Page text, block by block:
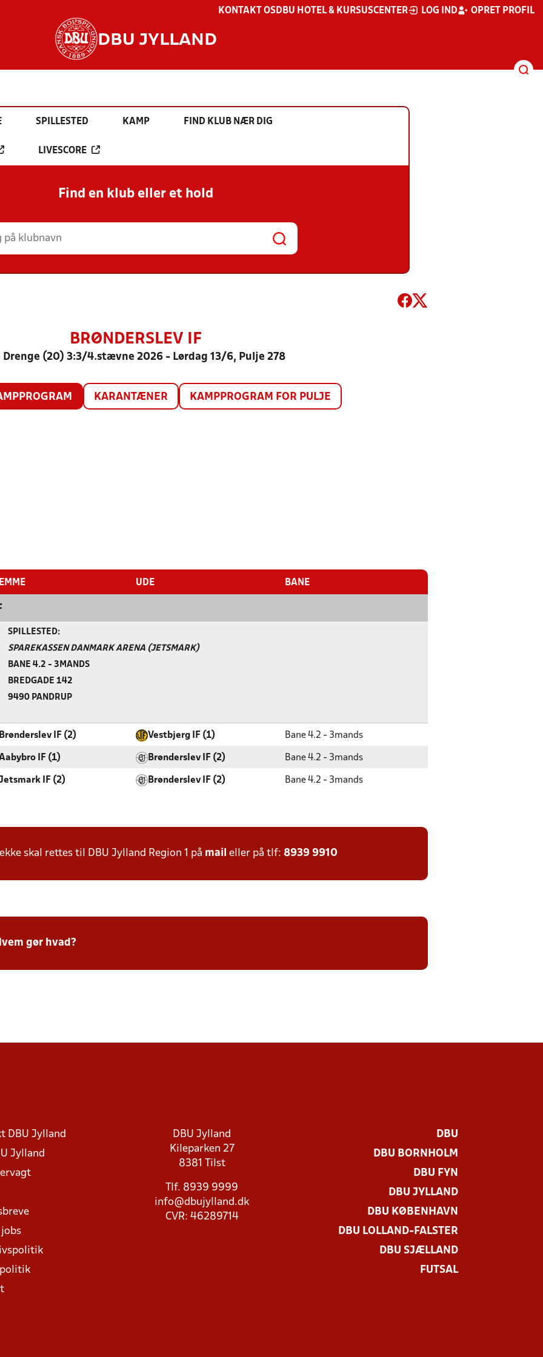
KONTAKT OS DBU HOTEL & KURSUSCENTER LOG IND OPRET PROFIL
DBU JYLLAND
SPILLESTED KAMP FIND KLUB NÆR DIG
LIVESCORE
Find en klub eller et hold
BRØNDERSLEV IF
Drenge (20) 3:3/4.stævne 2026 - Lørdag 13/6, Pulje 278
KARANTÆNER KAMPPROGRAM FOR PULJE
UDE BANE
SPILLESTED:
SPAREKASSEN DANMARK ARENA (JETSMARK)
BANE 4.2 - 3MANDS
BREDGADE 142
9490 PANDRUP
Brønderslev IF (2) Vestbjerg IF (1) Bane 4.2 - 3mands
IF (1) Brønderslev IF (2) Bane 4.2 - 3mands
IF (2) Brønderslev IF (2) Bane 4.2 - 3mands
skal rettes til DBU Jylland Region 1 på mail eller på tlf: 8939 9910
gør hvad?
DBU Jylland
Jylland
jobs
DBU Jylland
Kileparken 27
8381 Tilst
Tlf. 8939 9999
info@dbujylland.dk
CVR: 46289714
DBU
DBU BORNHOLM
DBU FYN
DBU JYLLAND
DBU KØBENHAVN
DBU LOLLAND-FALSTER
DBU SJÆLLAND
FUTSAL